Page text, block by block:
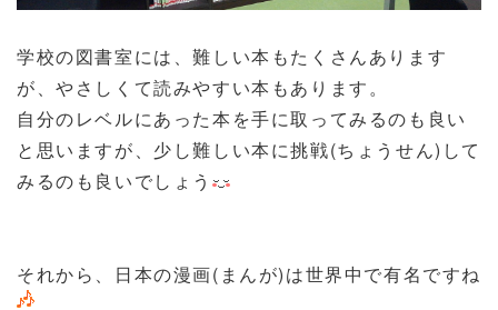
学校の図書室には、難しい本もたくさんあります
が、やさしくて読みやすい本もあります。
自分のレベルにあった本を手に取ってみるのも良い
と思いますが、少し難しい本に挑戦(ちょうせん)して
みるのも良いでしょう
それから、日本の漫画(まんが)は世界中で有名ですね